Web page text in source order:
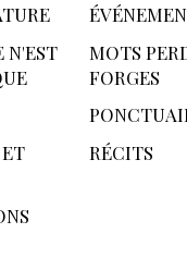
N'EST
MOTS
FORGES
RÉCITS